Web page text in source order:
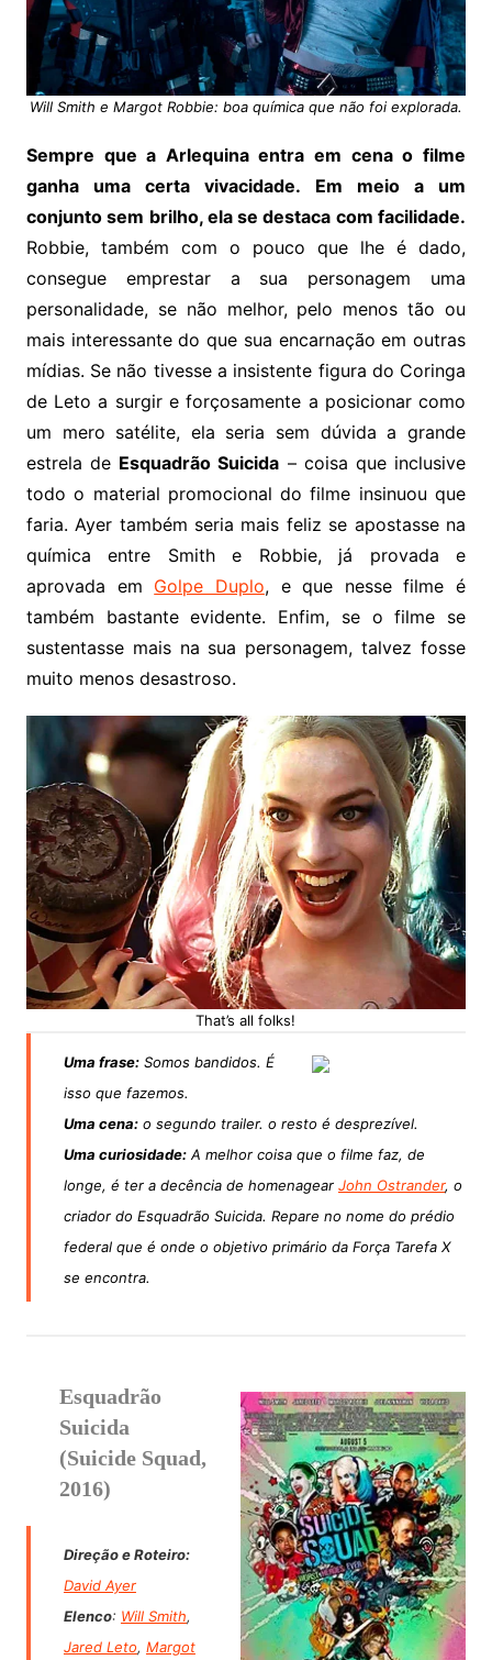
Will Smith e Margot Robbie: boa química que não foi explorada.
Sempre que a Arlequina entra em cena o filme
ganha uma certa vivacidade. Em meio a um
conjunto sem brilho, ela se destaca com facilidade.
Robbie, também com o pouco que lhe é dado,
consegue emprestar a sua personagem uma
personalidade, se não melhor, pelo menos tão ou
mais interessante do que sua encarnação em outras
mídias. Se não tivesse a insistente figura do Coringa
de Leto a surgir e forçosamente a posicionar como
um mero satélite, ela seria sem dúvida a grande
estrela de Esquadrão Suicida – coisa que inclusive
todo o material promocional do filme insinuou que
faria. Ayer também seria mais feliz se apostasse na
química entre Smith e Robbie, já provada e
aprovada em Golpe Duplo, e que nesse filme é
também bastante evidente. Enfim, se o filme se
sustentasse mais na sua personagem, talvez fosse
muito menos desastroso.
That’s all folks!
Uma frase:Somos bandidos. É
isso que fazemos.
Uma cena:o segundo trailer. o resto é desprezível.
Uma curiosidade:A melhor coisa que o filme faz, de
longe, é ter a decência de homenagear John Ostrander, o
criador do Esquadrão Suicida. Repare no nome do prédio
federal que é onde o objetivo primário da Força Tarefa X
se encontra.
Esquadrão
Suicida
(Suicide Squad,
2016)
Direção e Roteiro:
David Ayer
Elenco: Will Smith,
Jared Leto, Margot